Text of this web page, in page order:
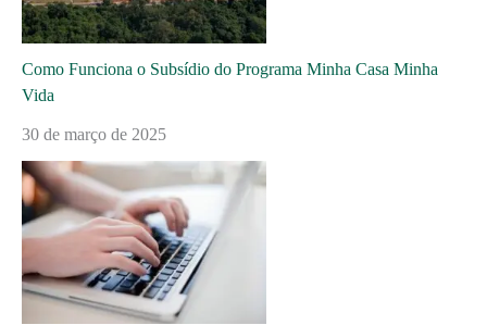
Como Funciona o Subsídio do Programa Minha Casa Minha
Vida
30 de março de 2025